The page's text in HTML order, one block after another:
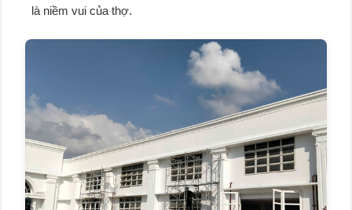
là niềm vui của thợ.